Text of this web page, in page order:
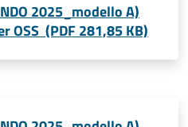
2025_modello A)
OSS (PDF 281,85 KB)